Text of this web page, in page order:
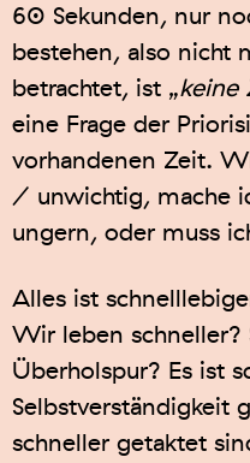
60 Sekunden, nur
bestehen, also nicht
betrachtet, ist „keine
eine Frage der
vorhandenen Zeit.
/ unwichtig, mache
ungern, oder muss
Alles ist
Wir leben schneller?
Überholspur? Es ist
Selbstverständigkeit
schneller getaktet